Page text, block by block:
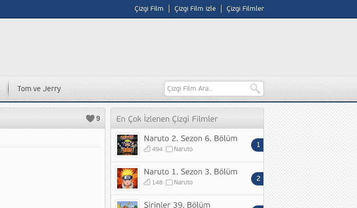
Çizgi Film Çizgi Film izle Çizgi Filmler
Tom ve Jerry
9
494 Naruto
148 Naruto